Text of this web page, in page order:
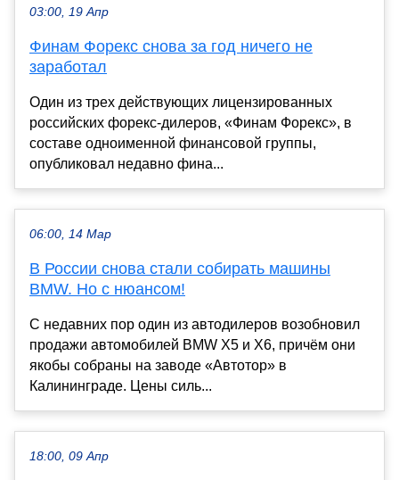
03:00, 19 Апр
Финам Форекс снова за год ничего не
заработал
Один из трех действующих лицензированных
российских форекс-дилеров, «Финам Форекс», в
составе одноименной финансовой группы,
опубликовал недавно фина...
06:00, 14 Мар
В России снова стали собирать машины
BMW. Но с нюансом!
С недавних пор один из автодилеров возобновил
продажи автомобилей BMW X5 и X6, причём они
якобы собраны на заводе «Автотор» в
Калининграде. Цены силь...
18:00, 09 Апр